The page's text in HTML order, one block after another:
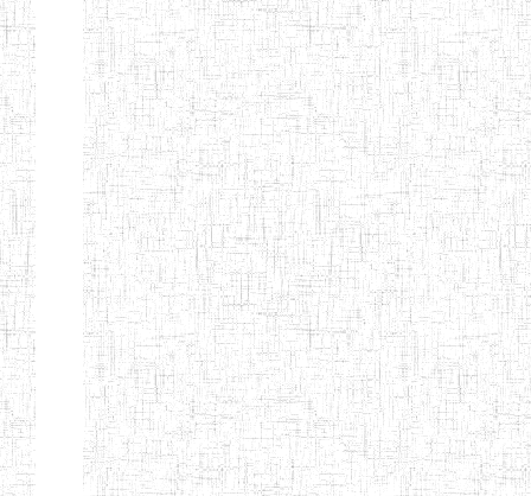
Afficher Page 4 sur 13 Total: 307
Début Préc. 1 2 3 4 5
6
BILINGUE LES
BOSONS
ENIEG BILINGUE
LE NORMALIEN
CITOYEN
01/08/2014 ENIEG
ENIEG BILINGUE
CLAIRE
FONTAINE
03/10/2012 ENIEG